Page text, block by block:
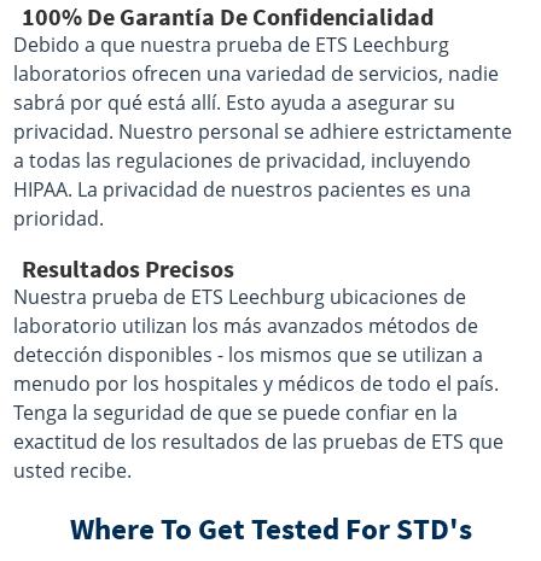
100% De Garantía De Confidencialidad
Debido a que nuestra prueba de ETS Leechburg
laboratorios ofrecen una variedad de servicios, nadie
sabrá por qué está allí. Esto ayuda a asegurar su
privacidad. Nuestro personal se adhiere estrictamente
a todas las regulaciones de privacidad, incluyendo
HIPAA. La privacidad de nuestros pacientes es una
prioridad.
Resultados Precisos
Nuestra prueba de ETS Leechburg ubicaciones de
laboratorio utilizan los más avanzados métodos de
detección disponibles - los mismos que se utilizan a
menudo por los hospitales y médicos de todo el país.
Tenga la seguridad de que se puede confiar en la
exactitud de los resultados de las pruebas de ETS que
usted recibe.
Where To Get Tested For STD's